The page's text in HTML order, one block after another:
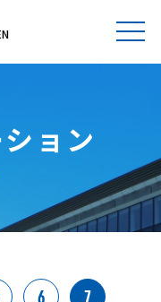
ョン
6 7